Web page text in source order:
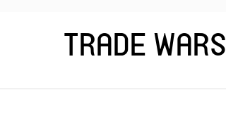
TRADE WARS